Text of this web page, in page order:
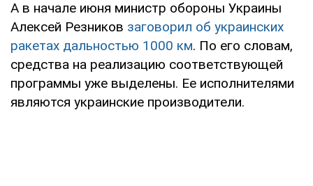
А в начале июня министр обороны Украины
Алексей Резников заговорил об украинских
ракетах дальностью 1000 км. По его словам,
средства на реализацию соответствующей
программы уже выделены. Ее исполнителями
являются украинские производители.